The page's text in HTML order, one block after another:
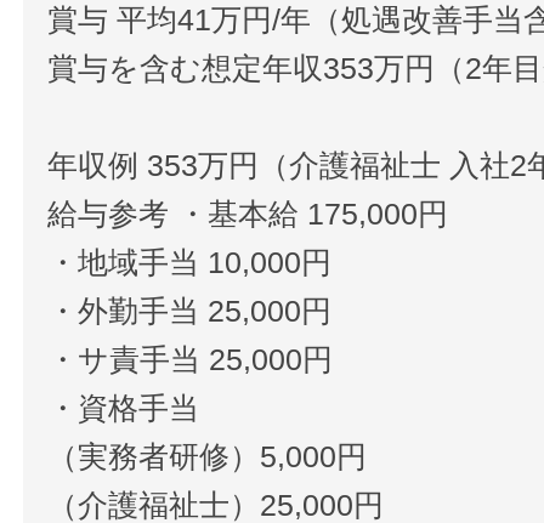
賞与 平均41万円/年（処遇改善手当
賞与を含む想定年収353万円（2年
年収例 353万円（介護福祉士 入社2
給与参考 ・基本給 175,000円
・地域手当 10,000円
・外勤手当 25,000円
・サ責手当 25,000円
・資格手当
（実務者研修）5,000円
（介護福祉士）25,000円